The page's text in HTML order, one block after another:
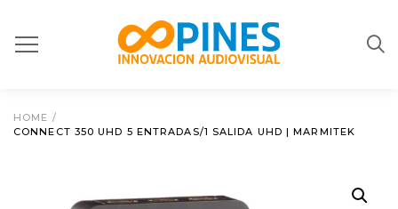
HOME /
CONNECT 350 UHD 5 ENTRADAS/1 SALIDA UHD | MARMITEK